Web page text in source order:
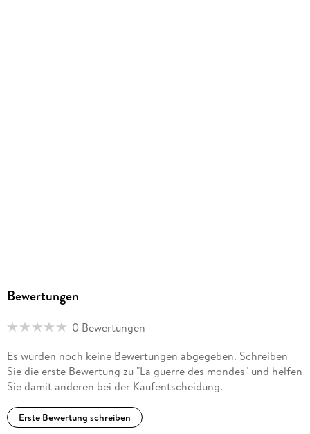
Bewertungen
0 Bewertungen
Es wurden noch keine Bewertungen abgegeben. Schreiben
Sie die erste Bewertung zu "La guerre des mondes" und helfen
Sie damit anderen bei der Kaufentscheidung.
Erste Bewertung schreiben